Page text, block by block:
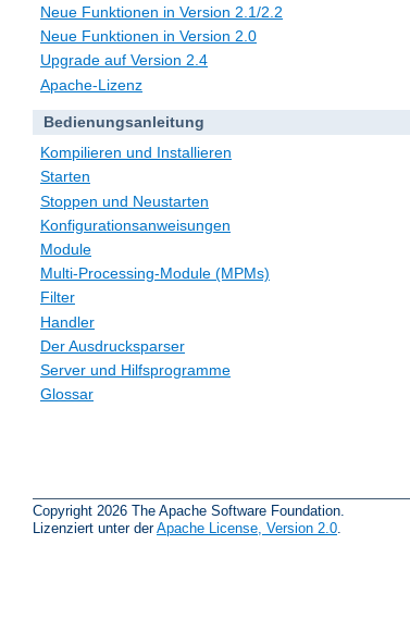
Neue Funktionen in Version 2.1/2.2
Neue Funktionen in Version 2.0
Upgrade auf Version 2.4
Apache-Lizenz
Bedienungsanleitung
Kompilieren und Installieren
Starten
Stoppen und Neustarten
Konfigurationsanweisungen
Module
Multi-Processing-Module (MPMs)
Filter
Handler
Der Ausdrucksparser
Server und Hilfsprogramme
Glossar
Copyright 2026 The Apache Software Foundation.
Lizenziert unter derApache License, Version 2.0